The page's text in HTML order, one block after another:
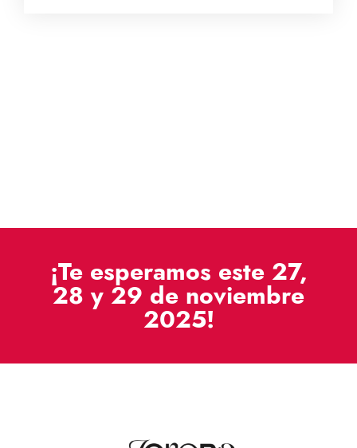
¡Te esperamos este 27,
28 y 29 de noviembre
2025!